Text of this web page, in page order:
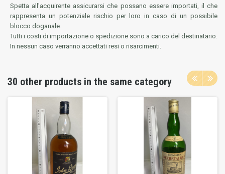
Spetta all'acquirente assicurarsi che possano essere importati, il che
rappresenta un potenziale rischio per loro in caso di un possibile
blocco doganale.
Tutti i costi di importazione o spedizione sono a carico del destinatario.
In nessun caso verranno accettati resi o risarcimenti.
30 other products in the same category